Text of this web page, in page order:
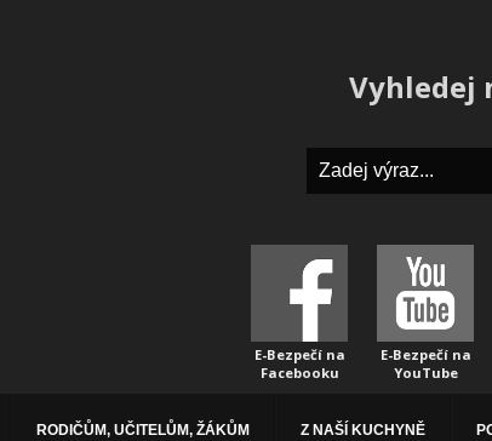
Vyhledej
E-Bezpečí na
Facebooku
E-Bezpečí na
YouTube
RODIČŮM, UČITELŮM, ŽÁKŮM Z NAŠÍ KUCHYNĚ